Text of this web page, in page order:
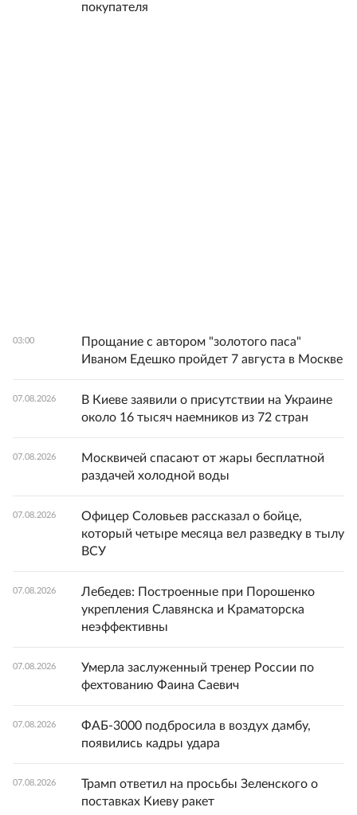
покупателя
03:00
Прощание с автором "золотого паса"
Иваном Едешко пройдет 7 августа в Москве
07.08.2026
В Киеве заявили о присутствии на Украине
около 16 тысяч наемников из 72 стран
07.08.2026
Москвичей спасают от жары бесплатной
раздачей холодной воды
07.08.2026
Офицер Соловьев рассказал о бойце,
который четыре месяца вел разведку в тылу
ВСУ
07.08.2026
Лебедев: Построенные при Порошенко
укрепления Славянска и Краматорска
неэффективны
07.08.2026
Умерла заслуженный тренер России по
фехтованию Фаина Саевич
07.08.2026
ФАБ-3000 подбросила в воздух дамбу,
появились кадры удара
07.08.2026
Трамп ответил на просьбы Зеленского о
поставках Киеву ракет